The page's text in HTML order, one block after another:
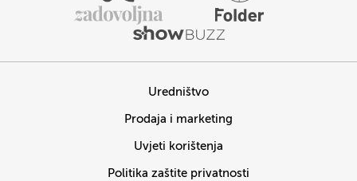
Uredništvo
Prodaja i marketing
Uvjeti korištenja
Politika zaštite privatnosti